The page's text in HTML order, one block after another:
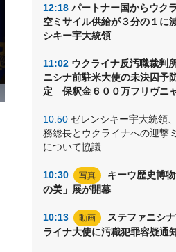
12:18 パートナー国からウク
空ミサイル供給が３分の１に
シキー宇大統領
11:02 ウクライナ反汚職裁判
ニシナ前駐米大使の未決囚予
定 保釈金６００万フリヴニ
10:50 ゼレンシキー宇大統領
務総長とウクライナへの迎撃
について協議
10:30 写真
キーウ歴史博
の美」展が開幕
10:13 動画
ステファニシ
ライナ大使に汚職犯罪容疑通